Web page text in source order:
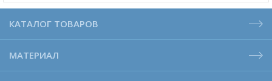
КАТАЛОГ ТОВАРОВ
МАТЕРИАЛ